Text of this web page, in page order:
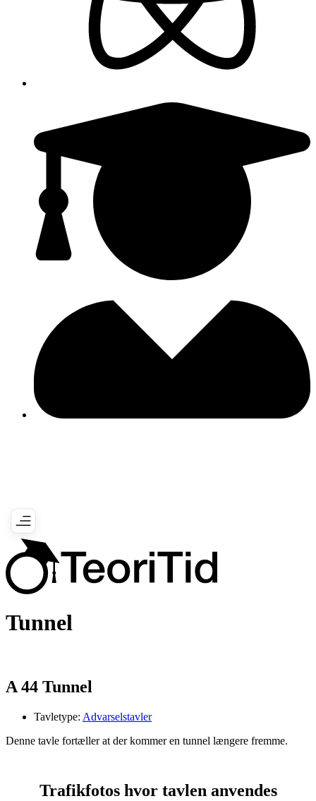
Tunnel
A 44 Tunnel
Tavletype: Advarselstavler
Denne tavle fortæller at der kommer en tunnel længere fremme.
Trafikfotos hvor tavlen anvendes